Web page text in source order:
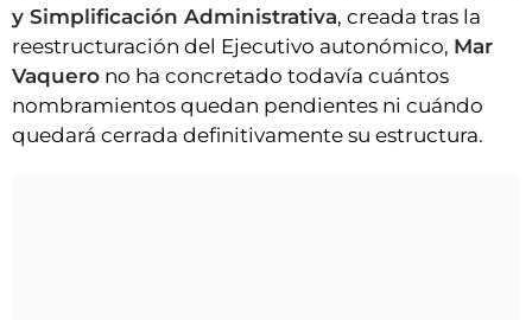
y Simplificación Administrativa, creada tras la
reestructuración del Ejecutivo autonómico, Mar
Vaquero no ha concretado todavía cuántos
nombramientos quedan pendientes ni cuándo
quedará cerrada definitivamente su estructura.